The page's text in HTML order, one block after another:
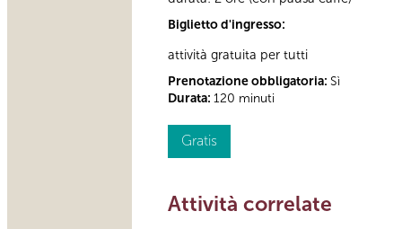
Biglietto d'ingresso:
attività gratuita per tutti
Prenotazione obbligatoria: Sì
Durata: 120 minuti
Gratis
Attività correlate